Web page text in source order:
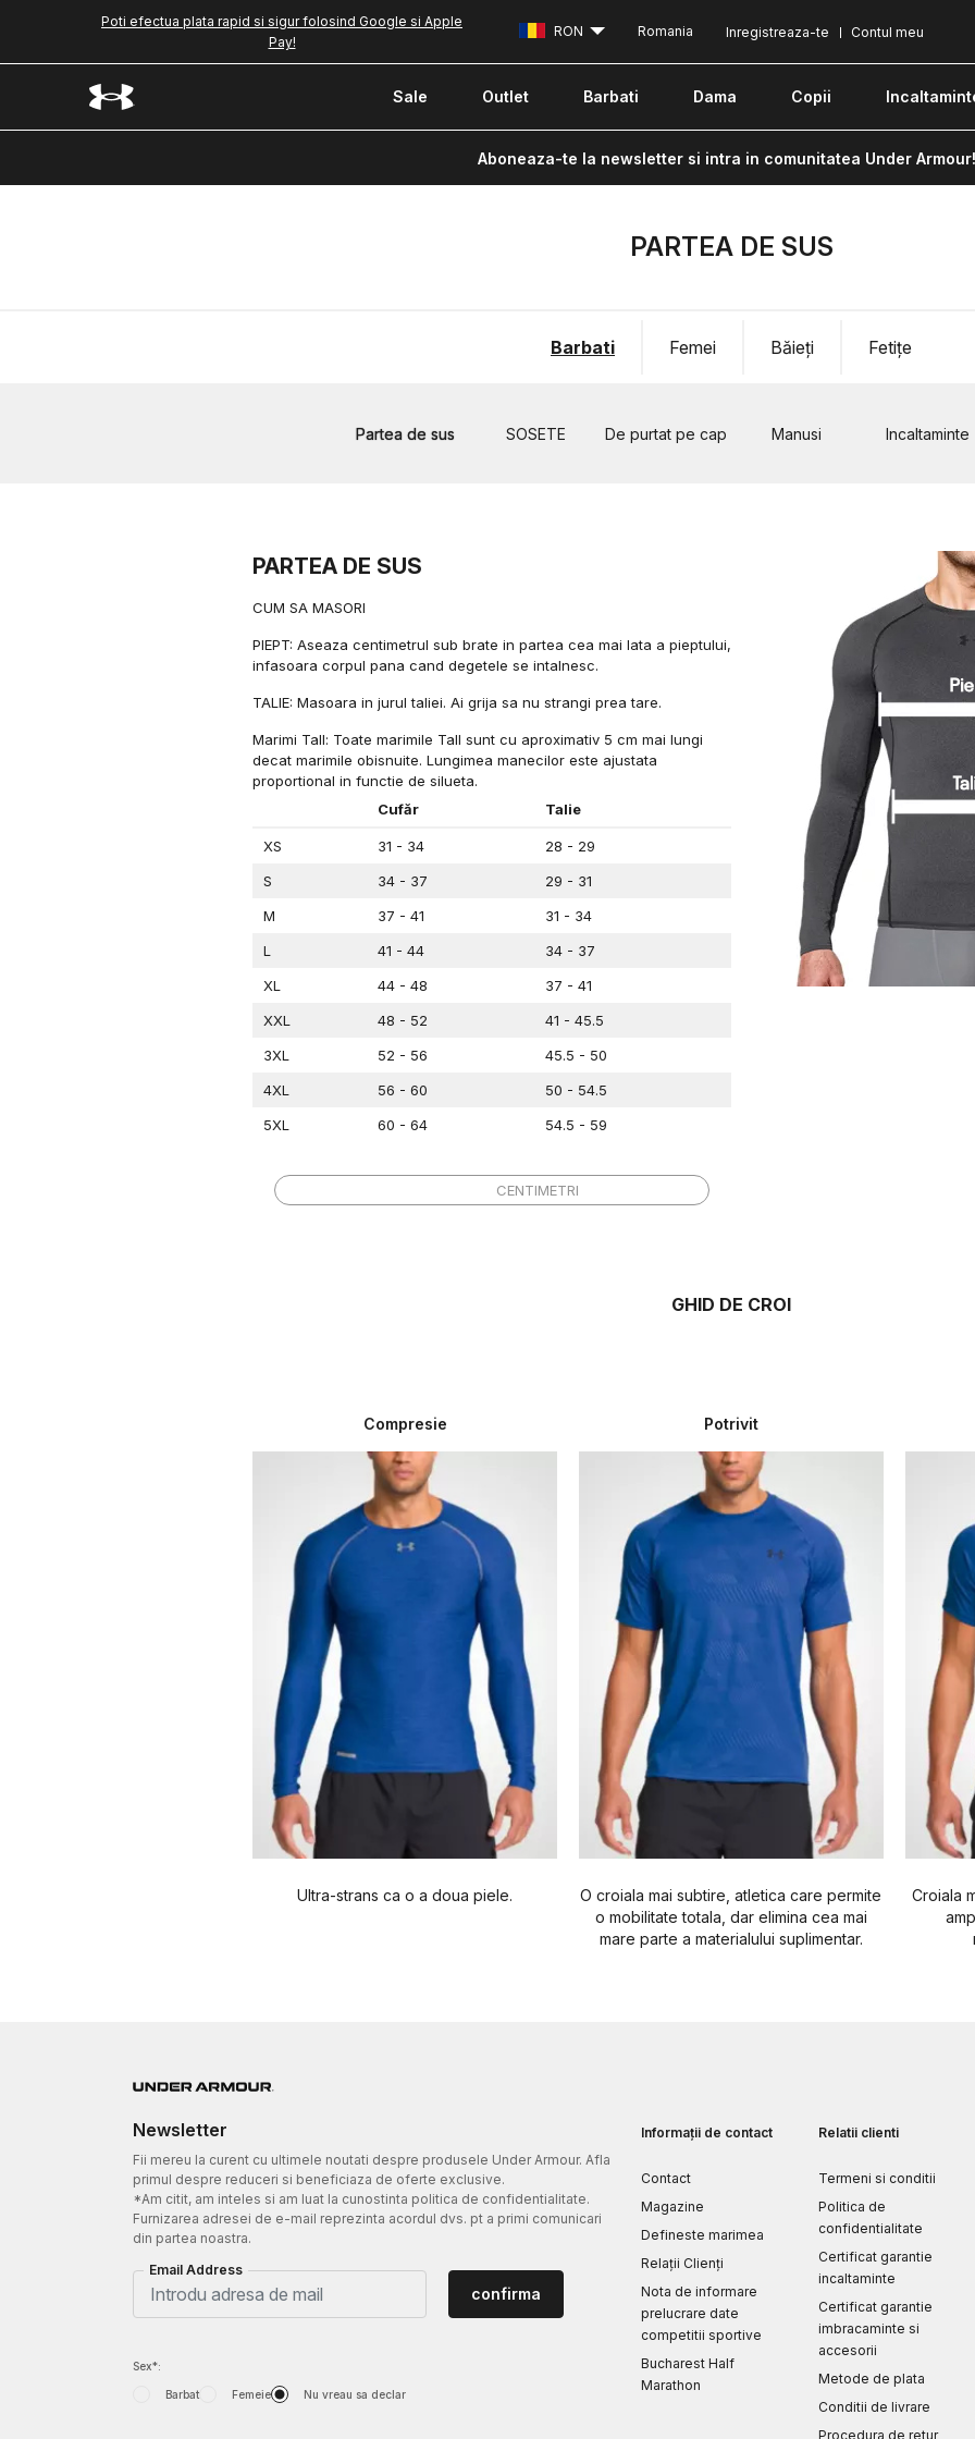
Poti efectua plata rapid si sigur folosind Google si Apple
Pay!
Contul meu
Inregistreaza-te
RON Romania
Sale Outlet Barbati Dama Copii
Aboneaza-te la newsletter si intra in comunitatea Under Armour!
PARTEA DE SUS
Fetițe
Băieți
Femei
Barbati
Partea de sus SOSETE De purtat pe cap Manusi Incaltaminte
PARTEA DE SUS
CUM SA MASORI
PIEPT: Aseaza centimetrul sub brate in partea cea mai lata a pieptului,
infasoara corpul pana cand degetele se intalnesc.
TALIE: Masoara in jurul taliei. Ai grija sa nu strangi prea tare.
Marimi Tall: Toate marimile Tall sunt cu aproximativ 5 cm mai lungi
decat marimile obisnuite. Lungimea manecilor este ajustata
proportional in functie de silueta.
Cufăr
Talie
XS 31 - 34
28 - 29
S
34 - 37
29 - 31
M
37 - 41
31 - 34
L
41 - 44
34 - 37
XL
44 - 48
37 - 41
XXL
48 - 52
41 - 45.5
3XL
52 - 56
45.5 - 50
4XL
56 - 60
50 - 54.5
5XL
60 - 64
54.5 - 59
XS
71 - 74
152 - 163
CENTIMETRI
GHID DE CROI
Compresie
Ultra-strans ca o a doua piele.
Potrivit
O croiala mai subtire, atletica care permite
o mobilitate totala, dar elimina cea mai
mare parte a materialului suplimentar.
Croiala
Newsletter
Fii mereu la curent cu ultimele noutati despre produsele Under Armour. Afla
primul despre reduceri si beneficiaza de oferte exclusive.
*Am citit, am inteles si am luat la cunostinta politica de confidentialitate.
Furnizarea adresei de e-mail reprezinta acordul dvs. pt a primi comunicari
din partea noastra.
Email Address
Sex*:
Barbat Femeie Nu vreau sa declar
confirma
Informații de contact
Contact
Magazine
Defineste marimea
Relații Clienți
Nota de informare
prelucrare date
competitii sportive
Bucharest Half
Marathon
Relatii clienti
Termeni si conditii
Politica de
confidentialitate
Certificat garantie
incaltaminte
Certificat garantie
imbracaminte si
accesorii
Metode de plata
Conditii de livrare
Procedura de retur